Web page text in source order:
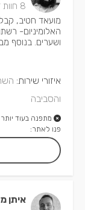
8 חוות דעת
מועאד חטיב,
האלומיניום-
ושערים. בנוסף
איזורי שירות:
והסביבה
מתפנה בעוד
פנו לאתר:
איתן